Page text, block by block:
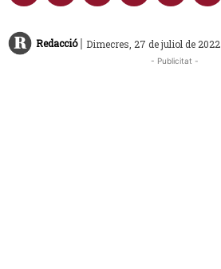
Redacció | Dimecres, 27 de juliol de 2022
- Publicitat -